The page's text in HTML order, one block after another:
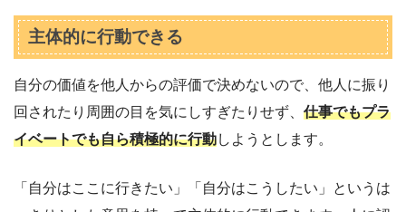
主体的に行動できる
自分の価値を他人からの評価で決めないので、他人に振り
回されたり周囲の目を気にしすぎたりせず、 仕事でもプラ
イベートでも自ら積極的に行動しようとします。
「自分はここに行きたい」「自分はこうしたい」というは